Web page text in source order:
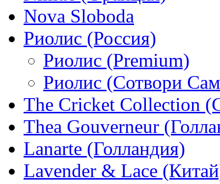
Nova Sloboda
Риолис (Россия)
Риолис (Premium)
Риолис (Сотвори
The Cricket Collection
Thea Gouverneur
Lanarte (Голландия)
Lavender & Lace